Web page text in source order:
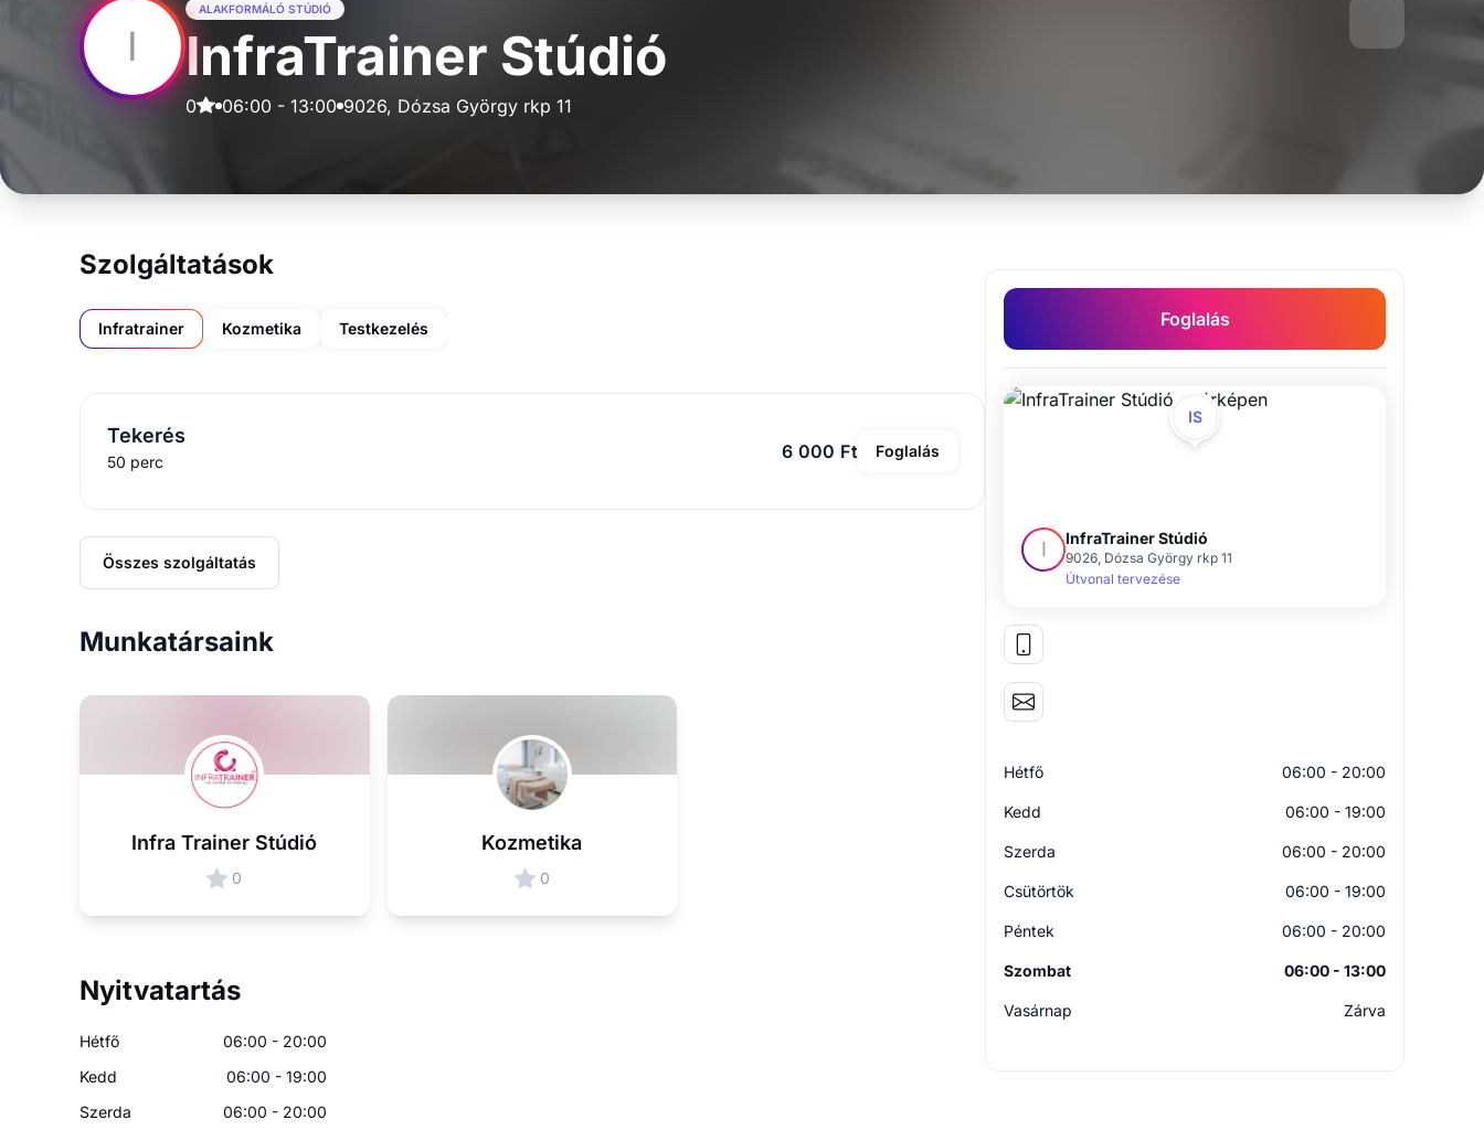
I
ALAKFORMÁLÓ STÚDIÓ
InfraTrainer Stúdió
0 06:00- 13:00 9026, Dózsa György rkp 11
Szolgáltatások
Infratrainer Kozmetika Testkezelés
Tekerés
50 perc 6 000 Ft Foglalás
Összes szolgáltatás
Munkatársaink
Infra Trainer Stúdió
0
Kozmetika
0
Nyitvatartás
Hétfő
06:00 - 20:00
Kedd
06:00 - 19:00
Szerda
06:00 - 20:00
Foglalás
IS
I InfraTrainer Stúdió
9026, Dózsa György rkp 11
Útvonal tervezése
Hétfő 06:00 - 20:00
Kedd 06:00 - 19:00
Szerda 06:00 - 20:00
Csütörtök 06:00 - 19:00
Péntek 06:00 - 20:00
Szombat 06:00 - 13:00
Vasárnap Zárva